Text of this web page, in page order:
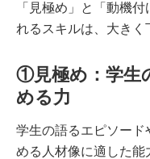
「見極め」と「動機
れるスキルは、大きく
①見極め：学生
める力
学生の語るエピソー
める人材像に適した能